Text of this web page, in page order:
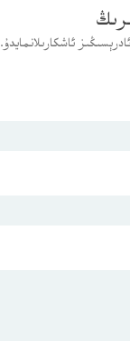
ئاشكارىلانمايدۇ.